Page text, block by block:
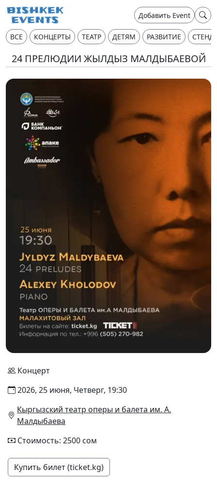
Добавить Event
ВСЕ КОНЦЕРТЫ ТЕАТР ДЕТЯМ РАЗВИТИЕ
24 ПРЕЛЮДИИ ЖЫЛДЫЗ МАЛДЫБАЕВОЙ
Концерт
2026, 25 июня, Четверг, 19:30
Кыргызский театр оперы и балета им. А.
Малдыбаева
Стоимость: 2500 сом
Купить билет (ticket.kg)